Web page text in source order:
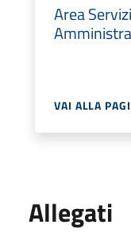
Area
VAI ALLA
Allegati